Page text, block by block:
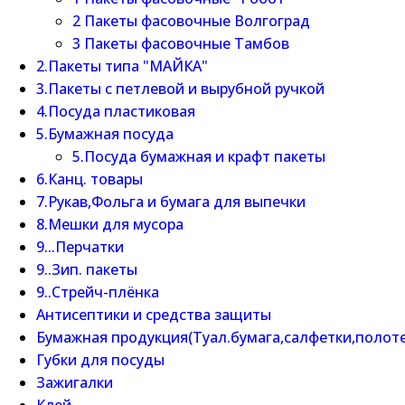
2 Пакеты фасовочные Волгоград
3 Пакеты фасовочные Тамбов
2.Пакеты типа "МАЙКА"
3.Пакеты с петлевой и вырубной ручкой
4.Посуда пластиковая
5.Бумажная посуда
5.Посуда бумажная и крафт пакеты
6.Канц. товары
7.Рукав,Фольга и бумага для выпечки
8.Мешки для мусора
9...Перчатки
9..Зип. пакеты
9..Стрейч-плёнка
Антисептики и средства защиты
Бумажная
Губки для посуды
Зажигалки